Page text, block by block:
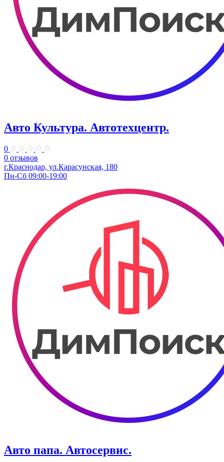
Авто Культура. ​Автотехцентр.
0
0 отзывов
​г.Краснодар, ул.Карасунская, 180
Пн-Сб 09:00-19:00
Авто папа. ​Автосервис.